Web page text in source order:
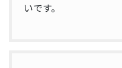
いです。